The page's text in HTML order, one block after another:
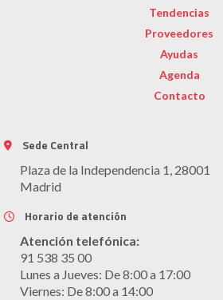
Tendencias
Proveedores
Ayudas
Agenda
Contacto
Sede Central
Plaza de la Independencia 1, 28001
Madrid
Horario de atención
Atención telefónica:
91 538 35 00
Lunes a Jueves: De 8:00 a 17:00
Viernes: De 8:00 a 14:00